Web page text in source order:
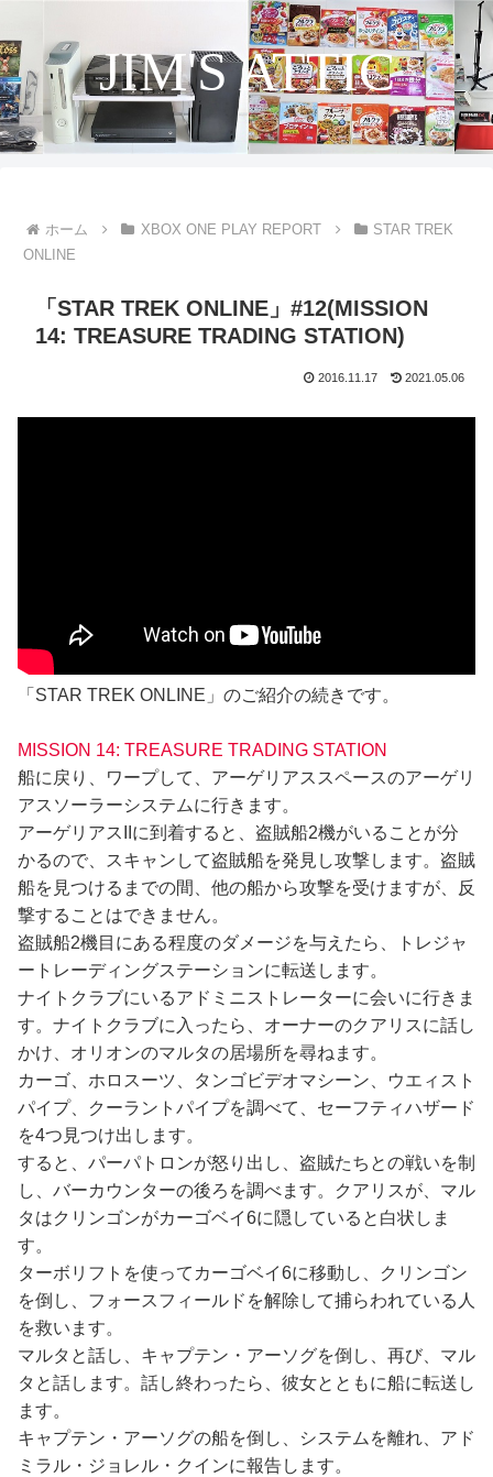
JIM'S ATTIC
ホーム XBOX ONE PLAY REPORT
STAR TREK
ONLINE
「STAR TREK ONLINE」#12(MISSION
14: TREASURE TRADING STATION)
2016.11.17 2021.05.06
「STAR TREK ONLINE」のご紹介の続きです。
MISSION 14: TREASURE TRADING STATION
船に戻り、ワープして、アーゲリアススペースのアーゲリ
アスソーラーシステムに行きます。
アーゲリアスIIに到着すると、盗賊船2機がいることが分
かるので、スキャンして盗賊船を発見し攻撃します。盗賊
船を見つけるまでの間、他の船から攻撃を受けますが、反
撃することはできません。
盗賊船2機目にある程度のダメージを与えたら、トレジャ
ートレーディングステーションに転送します。
ナイトクラブにいるアドミニストレーターに会いに行きま
す。ナイトクラブに入ったら、オーナーのクアリスに話し
かけ、オリオンのマルタの居場所を尋ねます。
カーゴ、ホロスーツ、タンゴビデオマシーン、ウエィスト
パイプ、クーラントパイプを調べて、セーフティハザード
を4つ見つけ出します。
すると、パーパトロンが怒り出し、盗賊たちとの戦いを制
し、バーカウンターの後ろを調べます。クアリスが、マル
タはクリンゴンがカーゴベイ6に隠していると白状しま
す。
ターボリフトを使ってカーゴベイ6に移動し、クリンゴン
を倒し、フォースフィールドを解除して捕らわれている人
を救います。
マルタと話し、キャプテン・アーソグを倒し、再び、マル
タと話します。話し終わったら、彼女とともに船に転送し
ます。
キャプテン・アーソグの船を倒し、システムを離れ、アド
ミラル・ジョレル・クインに報告します。